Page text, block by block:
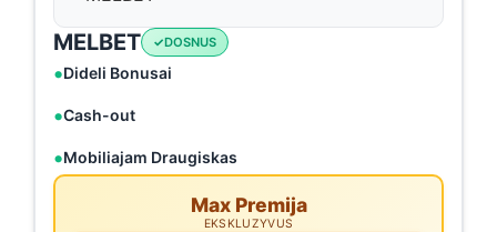
MELBET DOSNUS
Dideli Bonusai
Cash-out
Mobiliajam Draugiskas
Max Premija
EKSKLUZYVUS